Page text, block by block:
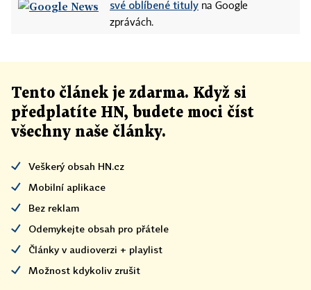
své oblíbené tituly na Google
zprávách.
Tento článek je zdarma. Když si
předplatíte HN, budete moci číst
všechny naše články.
Veškerý obsah HN.cz
Mobilní aplikace
Bez reklam
Odemykejte obsah pro přátele
Články v audioverzi + playlist
Možnost kdykoliv zrušit